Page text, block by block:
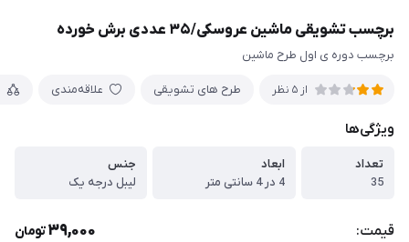
برچسب تشویقی ماشین عروسکی/۳۵ عددی برش خورده
برچسب دوره ی اول طرح ماشین
از 5 نظر طرح های تشویقی علاقه‌مندی
ویژگی‌ها
تعداد
35
ابعاد
4 در 4 سانتی متر
جنس
لیبل درجه یک
قیمت: 39,000تومان